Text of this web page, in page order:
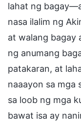
lahat ng
nasa ilalim ng
at walang bagay
ng anumang
patakaran, at
naaayon sa mga
sa loob ng mga
bawat isa ay